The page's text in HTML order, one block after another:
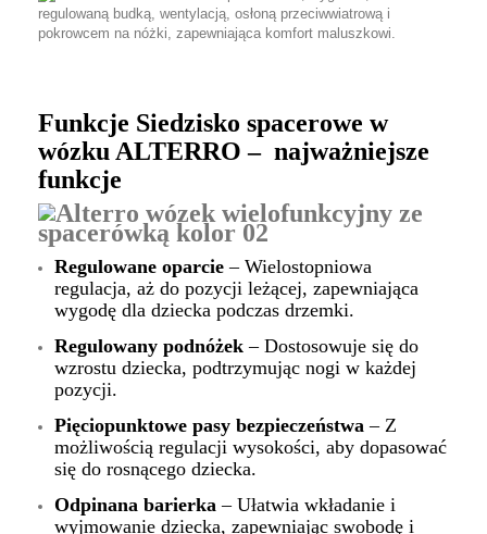
Funkcje Siedzisko spacerowe w
wózku ALTERRO – najważniejsze
funkcje
Regulowane oparcie – Wielostopniowa
regulacja, aż do pozycji leżącej, zapewniająca
wygodę dla dziecka podczas drzemki.
Regulowany podnóżek – Dostosowuje się do
wzrostu dziecka, podtrzymując nogi w każdej
pozycji.
Pięciopunktowe pasy bezpieczeństwa – Z
możliwością regulacji wysokości, aby dopasować
się do rosnącego dziecka.
Odpinana barierka – Ułatwia wkładanie i
wyjmowanie dziecka, zapewniając swobodę i